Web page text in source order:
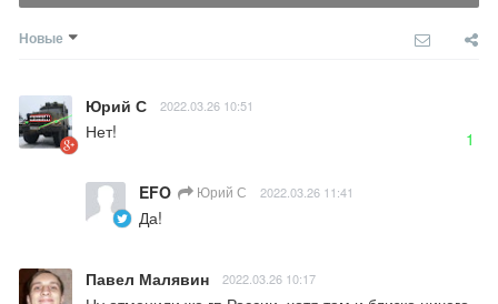
Новые
Юрий С 2022.03.26 10:51
Нет! 1
EFO Юрий С 2022.03.26 11:41
Да!
Павел Малявин 2022.03.26 10:17